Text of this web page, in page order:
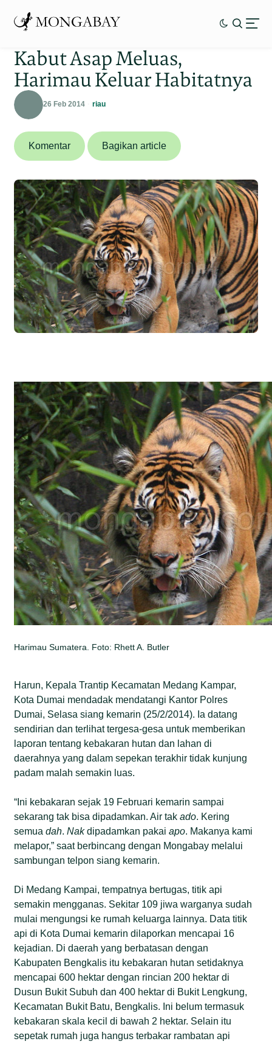
Kabut Asap Meluas,
Harimau Keluar Habitatnya
26 Feb 2014 riau
Komentar Bagikan article
Harimau Sumatera. Foto: Rhett A. Butler
Harun, Kepala Trantip Kecamatan Medang Kampar,
Kota Dumai mendadak mendatangi Kantor Polres
Dumai, Selasa siang kemarin (25/2/2014). Ia datang
sendirian dan terlihat tergesa-gesa untuk memberikan
laporan tentang kebakaran hutan dan lahan di
daerahnya yang dalam sepekan terakhir tidak kunjung
padam malah semakin luas.
“Ini kebakaran sejak 19 Februari kemarin sampai
sekarang tak bisa dipadamkan. Air takado. Kering
semuadah.Nakdipadamkan pakaiapo. Makanya kami
melapor,” saat berbincang dengan Mongabay melalui
sambungan telpon siang kemarin.
Di Medang Kampai, tempatnya bertugas, titik api
semakin mengganas. Sekitar 109 jiwa warganya sudah
mulai mengungsi ke rumah keluarga lainnya. Data titik
api di Kota Dumai kemarin dilaporkan mencapai 16
kejadian. Di daerah yang berbatasan dengan
Kabupaten Bengkalis itu kebakaran hutan setidaknya
mencapai 600 hektar dengan rincian 200 hektar di
Dusun Bukit Subuh dan 400 hektar di Bukit Lengkung,
Kecamatan Bukit Batu, Bengkalis. Ini belum termasuk
kebakaran skala kecil di bawah 2 hektar. Selain itu
sepetak rumah juga hangus terbakar rambatan api